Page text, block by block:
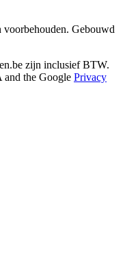
Gebouwd
zijn inclusief BTW.
the Google Privacy